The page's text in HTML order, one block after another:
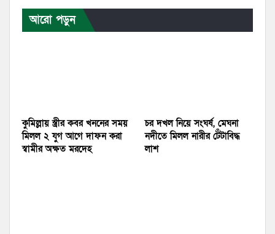
আরো পড়ুন
কুমিল্লায় স্ত্রীর কবর খননের সময়
মিলল ২ যুগ আগে দাফন করা
স্বামীর অক্ষত মরদেহ
চর দখল নিয়ে সংঘর্ষ, মেঘনা
নদীতে মিলল নারীর টেঁটাবিদ্ধ
লাশ